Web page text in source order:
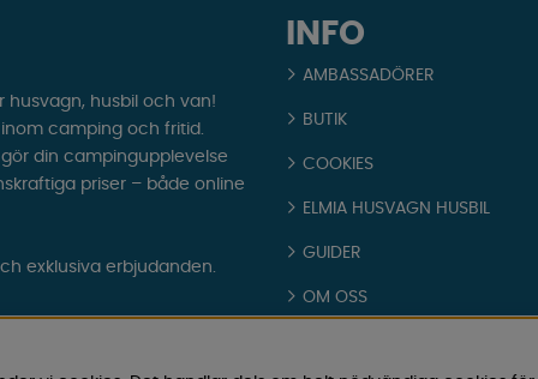
INFO
AMBASSADÖRER
BUTIK
COOKIES
ELMIA HUSVAGN HUSBIL
GUIDER
OM OSS
husvagn, husbil och van!
camping och fritid.
din campingupplevelse
priser – både online
exklusiva erbjudanden.